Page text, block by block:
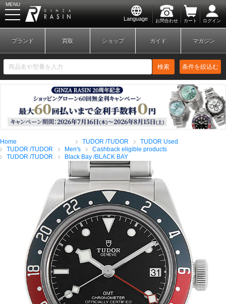
Language お問合わせ カート ログイン
MENU
新規会員登録 ログイン
ブランドから探す
全てのブランドを見
る
ロレックス
パテック
フィリップ
ブランド 買取 ショップ ガイド マガジン
検索 条件を絞込む
Home TUDOR /TUDOR
TUDOR Used
TUDOR /TUDOR
Men's
Cashback eligible products
TUDOR /TUDOR
Black Bay /BLACK BAY